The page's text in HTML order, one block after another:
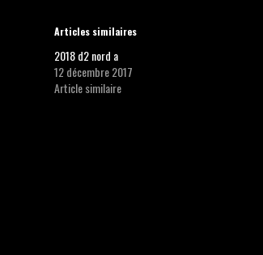
Articles similaires
2018 d2 nord a
12 décembre 2017
Article similaire